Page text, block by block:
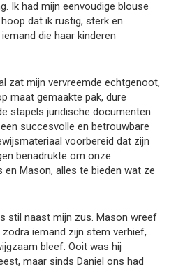
Ik had mijn eenvoudige blouse
dat ik rustig, sterk en
die haar kinderen
zat mijn vervreemde echtgenoot,
maat gemaakte pak, dure
stapels juridische documenten
succesvolle en betrouwbare
voorbereid dat zijn
benadrukte om onze
en Mason, alles te bieden wat ze
stil naast mijn zus. Mason wreef
iemand zijn stem verhief,
bleef. Ooit was hij
maar sinds Daniel ons had